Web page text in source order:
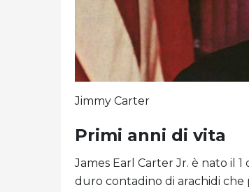
Jimmy Carter
Primi anni di vita
James Earl Carter Jr. è nato il
duro contadino di arachidi che